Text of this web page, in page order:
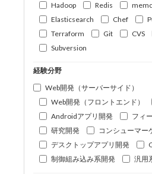
Hadoop
Redis
Elasticsearch
Chef
Terraform
Git CVS
Subversion
経験分野
Web開発（サーバーサイド）
Web開発（フロントエンド）
Androidアプリ開発
フィ
研究開発
コンシューマー
デスクトップアプリ開発
制御組み込み系開発
汎用